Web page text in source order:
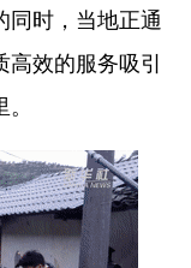
西藏
时，当地正通
效的服务吸引